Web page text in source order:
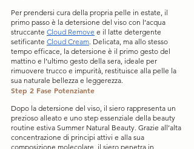
Per prendersi cura della propria pelle in estate, il
primo passo è la detersione del viso con l’acqua
struccante Cloud Remove e il latte detergente
setificante Cloud Cream . Delicata, ma allo stesso
tempo efficace, la detersione è il primo gesto del
mattino e l’ultimo gesto della sera, ideale per
rimuovere trucco e impurità, restituisce alla pelle la
sua naturale bellezza e leggerezza.
Step 2 Fase Potenziante
Dopo la detersione del viso, il siero rappresenta un
prezioso alleato e uno step essenziale della beauty
routine estiva Summer Natural Beauty. Grazie all’alta
concentrazione di principi attivi e alla sua
composizione molecolare, il siero penetra in